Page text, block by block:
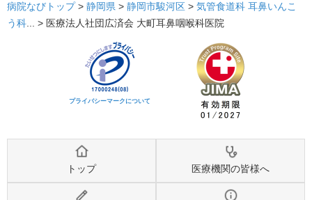
病院なびトップ > 静岡県 > 静岡市駿河区 > 気管食道科 耳鼻いんこ
う科... > 医療法人社団広済会 大町耳鼻咽喉科医院
プライバシーマークについて
トップ 医療機関の皆様へ